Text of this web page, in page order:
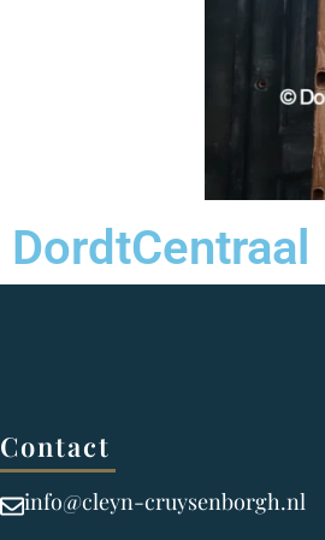
DordtCentraal
Contact
info@cleyn-cruysenborgh.nl